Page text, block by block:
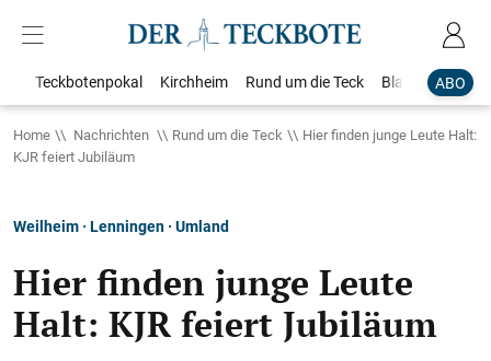
ABO
Teckbotenpokal Kirchheim Rund um die Teck Blaulicht
Home Nachrichten Rund um die Teck
Hier finden junge Leute Halt:
KJR feiert Jubiläum
Weilheim · Lenningen · Umland
Hier finden junge Leute
Halt: KJR feiert Jubiläum